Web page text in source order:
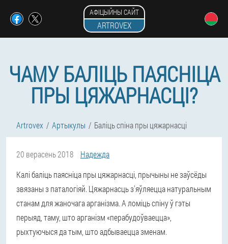
АФІЦЫЙНЫ САЙТ
ARTROVEX
ЧАМУ БАЛІЦЬ ПАЯСНІЦА
ПРЫ ЦЯЖАРНАСЦІ?
Artrovex Артыкулы Баліць спіна пры цяжарнасці
20 верасень 2018
Надежда
Калі баліць паясніца пры цяжарнасці, прычыны не заўсёды
звязаны з паталогіяй. Цяжарнасць з'яўляецца натуральным
станам для жаночага арганізма. А ломіць спіну ў гэты
перыяд, таму, што арганізм «перабудоўваецца»,
рыхтуючыся да тым, што адбываецца зменам.